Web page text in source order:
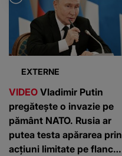
EXTERNE
VIDEO Vladimir Putin
pregătește o invazie pe
pământ NATO. Rusia ar
putea testa apărarea prin
acțiuni limitate pe flancul